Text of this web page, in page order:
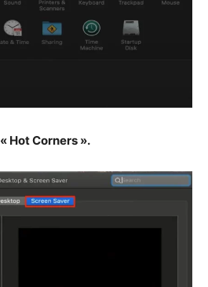
« Hot Corners ».